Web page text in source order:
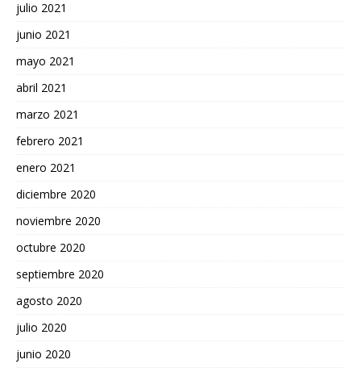
julio 2021
junio 2021
mayo 2021
abril 2021
marzo 2021
febrero 2021
enero 2021
diciembre 2020
noviembre 2020
octubre 2020
septiembre 2020
agosto 2020
julio 2020
junio 2020